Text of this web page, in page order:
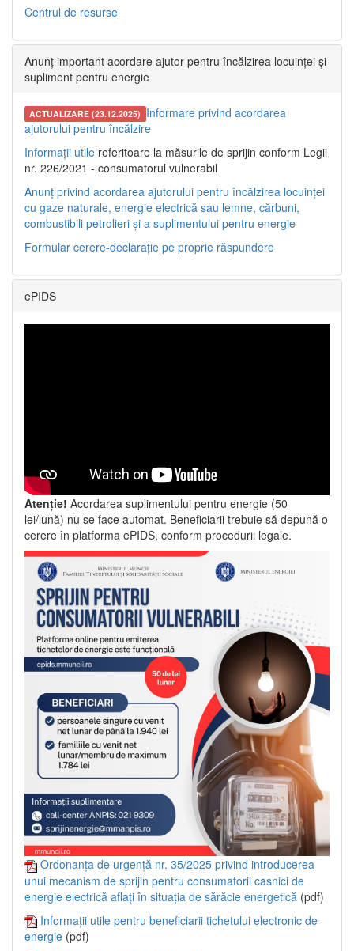
Centrul de resurse
Anunț important acordare ajutor pentru încălzirea locuinței și
supliment pentru energie
ACTUALIZARE (23.12.2025) Informare privind acordarea
ajutorului pentru încălzire
Informații utile referitoare la măsurile de sprijin conform Legii
nr. 226/2021 - consumatorul vulnerabil
Anunț privind acordarea ajutorului pentru încălzirea locuinței
cu gaze naturale, energie electrică sau lemne, cărbuni,
combustibili petrolieri și a suplimentului pentru energie
Formular cerere-declarație pe proprie răspundere
ePIDS
Atenție! Acordarea suplimentului pentru energie (50
lei/lună) nu se face automat. Beneficiarii trebuie să depună o
cerere în platforma ePIDS, conform procedurii legale.
Ordonanța de urgență nr. 35/2025 privind introducerea
unui mecanism de sprijin pentru consumatorii casnici de
energie electrică aflați în situația de sărăcie energetică (pdf)
Informații utile pentru beneficiarii tichetului electronic de
energie (pdf)